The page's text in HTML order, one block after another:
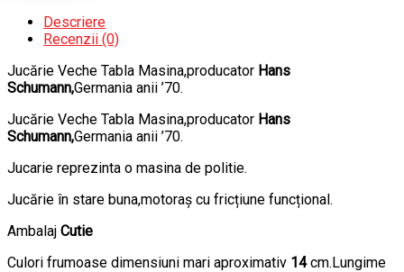
Descriere
Recenzii (0)
Jucărie Veche Tabla Masina,producator Hans
Schumann,Germania anii ’70.
Jucărie Veche Tabla Masina,producator Hans
Schumann,Germania anii ’70.
Jucarie reprezinta o masina de politie.
Jucărie în stare buna,motoraș cu fricțiune funcțional.
Ambalaj Cutie
Culori frumoase dimensiuni mari aproximativ 14cm.Lungime